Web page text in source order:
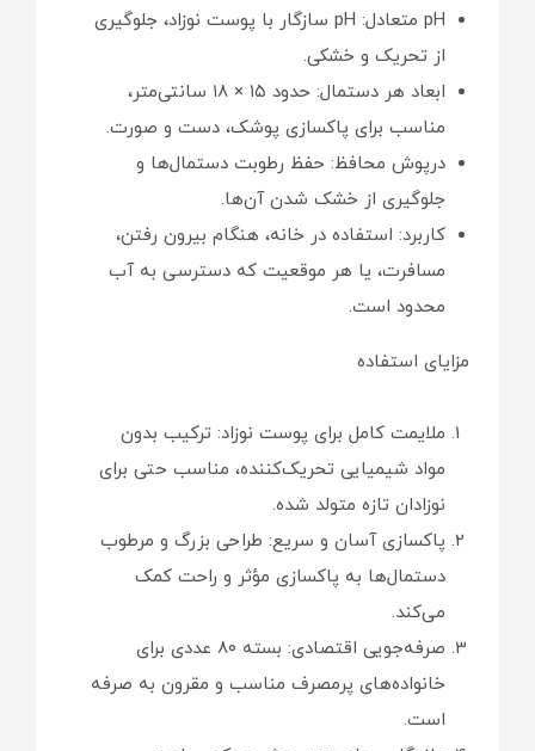
pH متعادل: pH سازگار با پوست نوزاد، جلوگیری
از تحریک و خشکی.
ابعاد هر دستمال: حدود ۱۵ × ۱۸ سانتی‌متر،
مناسب برای پاکسازی پوشک، دست و صورت.
درپوش محافظ: حفظ رطوبت دستمال‌ها و
جلوگیری از خشک شدن آن‌ها.
کاربرد: استفاده در خانه، هنگام بیرون رفتن،
مسافرت، یا هر موقعیت که دسترسی به آب
محدود است.
مزایای استفاده
ملایمت کامل برای پوست نوزاد: ترکیب بدون
مواد شیمیایی تحریک‌کننده، مناسب حتی برای
نوزادان تازه متولد شده.
پاکسازی آسان و سریع: طراحی بزرگ و مرطوب
دستمال‌ها به پاکسازی مؤثر و راحت کمک
می‌کند.
صرفه‌جویی اقتصادی: بسته ۸۰ عددی برای
خانواده‌های پرمصرف مناسب و مقرون به صرفه
است.